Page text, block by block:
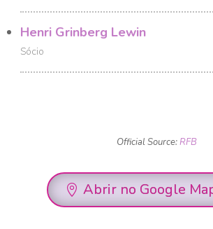
Henri Grinberg Lewin
Sócio
Official Source:RFB
Abrir no Google